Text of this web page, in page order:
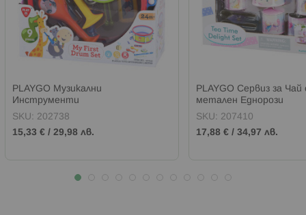
PLAYGO Музикални
Инструменти
SKU: 202738
15,33 € / 29,98 лв.
PLAYGO Сервиз за Чай
метален Еднорози
SKU: 207410
17,88 € / 34,97 лв.